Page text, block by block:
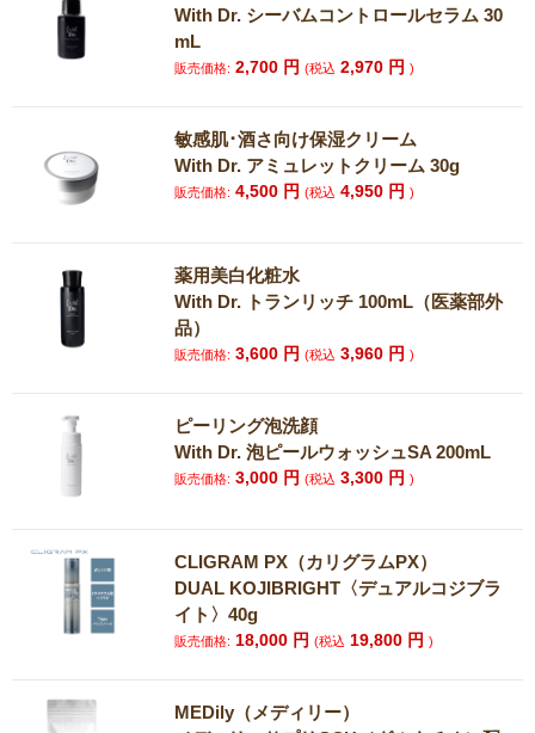
With Dr. シーバムコントロールセラム 30
mL
販売価格: 2,700 円(税込 2,970 円)
敏感肌･酒さ向け保湿クリーム
With Dr. アミュレットクリーム 30g
販売価格: 4,500 円(税込 4,950 円)
薬用美白化粧水
With Dr. トランリッチ 100mL（医薬部外
品）
販売価格: 3,600 円(税込 3,960 円)
ピーリング泡洗顔
With Dr. 泡ピールウォッシュSA 200mL
販売価格: 3,000 円(税込 3,300 円)
CLIGRAM PX（カリグラムPX）
DUAL KOJIBRIGHT〈デュアルコジブラ
イト〉40g
販売価格: 18,000 円(税込 19,800 円)
MEDily（メディリー）